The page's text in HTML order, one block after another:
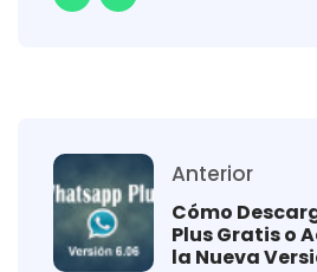
Anterior
Cómo
Plus Gratis o
la Nueva